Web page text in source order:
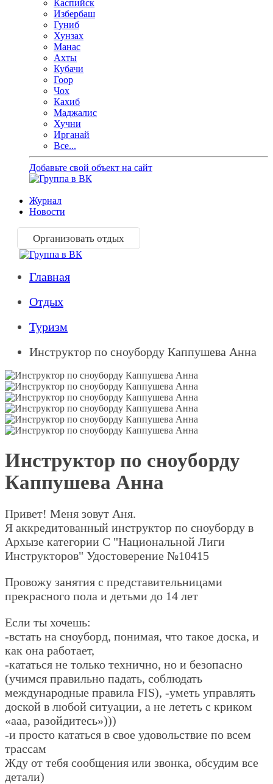
Каспийск
Избербаш
Гуниб
Хунзах
Манас
Ахты
Кубачи
Гоор
Чох
Кахиб
Маджалис
Хучни
Ирганай
Все...
Добавьте свой объект на сайт
Журнал
Новости
Организовать отдых
Главная
Отдых
Туризм
Инструктор по сноуборду Каппушева Анна
Инструктор по сноуборду
Каппушева Анна
Привет! Меня зовут Аня.
Я аккредитованный инструктор по сноуборду в
Архызе категории С "Национальной Лиги
Инструкторов" Удостоверение №10415
Провожу занятия с представительницами
прекрасного пола и детьми до 14 лет
Если ты хочешь:
-встать на сноуборд, понимая, что такое доска, и
как она работает,
-кататься не только технично, но и безопасно
(учимся правильно падать, соблюдать
международные правила FIS), -уметь управлять
доской в любой ситуации, а не лететь с криком
«ааа, разойдитесь»)))
-и просто кататься в свое удовольствие по всем
трассам
Жду от тебя сообщения или звонка, обсудим все
детали)